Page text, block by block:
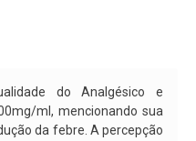
Por R$ 37,25/cada
do Analgésico e
ml, mencionando sua
da febre. A percepção